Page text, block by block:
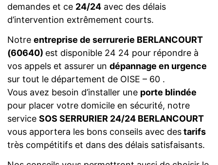
demandes et ce 24/24 avec des délais
d’intervention extrêmement courts.
Notre entreprise de serrurerie BERLANCOURT
(60640) est disponible 24 24 pour répondre à
vos appels et assurer un dépannage en urgence
sur tout le département de OISE – 60 .
Vous avez besoin d’installer une porte blindée
pour placer votre domicile en sécurité, notre
service SOS SERRURIER 24/24 BERLANCOURT
vous apportera les bons conseils avec destarifs
très compétitifs et dans des délais satisfaisants.